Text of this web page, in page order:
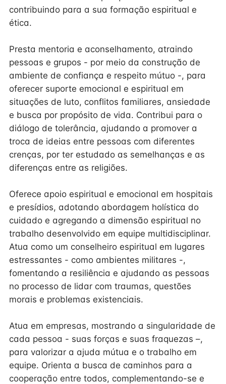
contribuindo para a sua formação espiritual e
ética.
Presta mentoria e aconselhamento, atraindo
pessoas e grupos - por meio da construção de
ambiente de confiança e respeito mútuo -, para
oferecer suporte emocional e espiritual em
situações de luto, conflitos familiares, ansiedade
e busca por propósito de vida. Contribui para o
diálogo de tolerância, ajudando a promover a
troca de ideias entre pessoas com diferentes
crenças, por ter estudado as semelhanças e as
diferenças entre as religiões.
Oferece apoio espiritual e emocional em hospitais
e presídios, adotando abordagem holística do
cuidado e agregando a dimensão espiritual no
trabalho desenvolvido em equipe multidisciplinar.
Atua como um conselheiro espiritual em lugares
estressantes - como ambientes militares -,
fomentando a resiliência e ajudando as pessoas
no processo de lidar com traumas, questões
morais e problemas existenciais.
Atua em empresas, mostrando a singularidade de
cada pessoa - suas forças e suas fraquezas –,
para valorizar a ajuda mútua e o trabalho em
equipe. Orienta a busca de caminhos para a
cooperação entre todos, complementando-se e